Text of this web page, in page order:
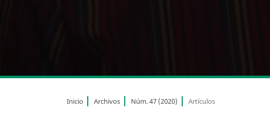
Inicio Archivos Núm. 47 (2020) Artículos